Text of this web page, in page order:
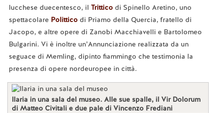
lucchese duecentesco, il Tritticodi Spinello Aretino, uno
spettacolare Politticodi Priamo della Quercia, fratello di
Jacopo, e altre opere di Zanobi Macchiavelli e Bartolomeo
Bulgarini. Vi è inoltre un’Annunciazione realizzata da un
seguace di Memling, dipinto fiammingo che testimonia la
presenza di opere nordeuropee in città.
Ilaria in una sala del museo. Alle sue spalle, il Vir Dolorum
di Matteo Civitali e due pale di Vincenzo Frediani